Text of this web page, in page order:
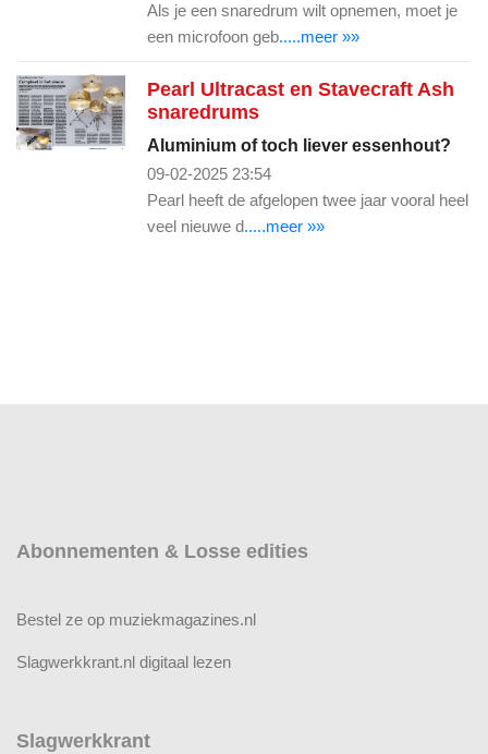
Als je een snaredrum wilt opnemen, moet je
een microfoon geb.....meer »»
Pearl Ultracast en Stavecraft Ash
snaredrums
Aluminium of toch liever essenhout?
09-02-2025 23:54
Pearl heeft de afgelopen twee jaar vooral heel
veel nieuwe d.....meer »»
Abonnementen & Losse edities
Bestel ze op muziekmagazines.nl
Slagwerkkrant.nl digitaal lezen
Slagwerkkrant